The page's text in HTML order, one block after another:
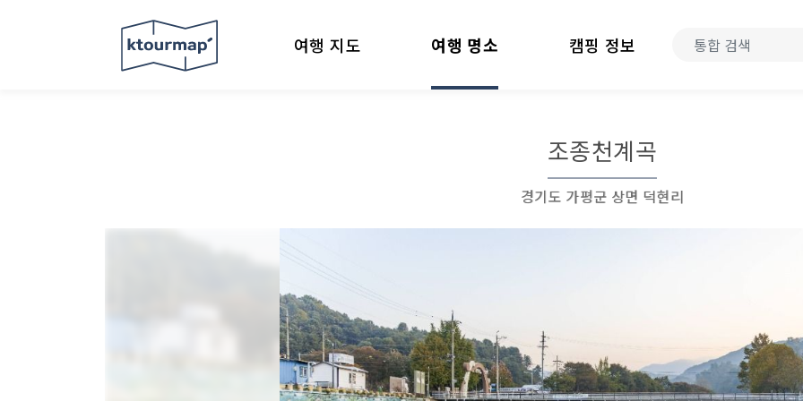
여행 지도 여행 명소 캠핑 정보
조종천계곡
경기도 가평군 상면 덕현리